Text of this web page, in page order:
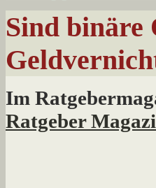
Sind binäre
Im
Ratgeber